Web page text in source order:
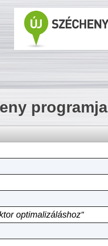
programja
optimalizáláshoz”